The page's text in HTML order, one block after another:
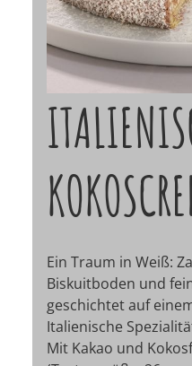
Ein Traum in Weiß:
Biskuitboden und
geschichtet auf
Italienische
Mit Kakao und